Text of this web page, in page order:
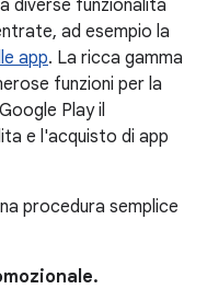
diverse funzionalità
ad esempio la
app. La ricca gamma
funzioni per la
Play il
e l'acquisto di app
procedura semplice